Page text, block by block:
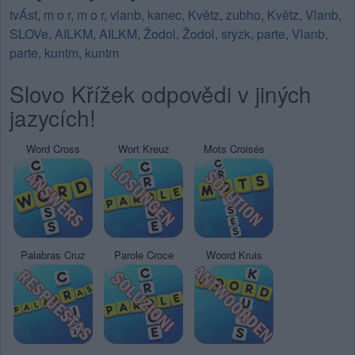
tvÁst, m o r, m o r, vlanb, kanec, Květz, zubho, Květz, Vlanb,
SLOVe, AILKM, AILKM, Žodol, Žodol, sryzk, parte, Vlanb,
parte, kuntm, kuntm
Slovo Křížek odpovědi v jiných
jazycích!
Word Cross Wort Kreuz Mots Croisés
Palabras Cruz Parole Croce Woord Kruis